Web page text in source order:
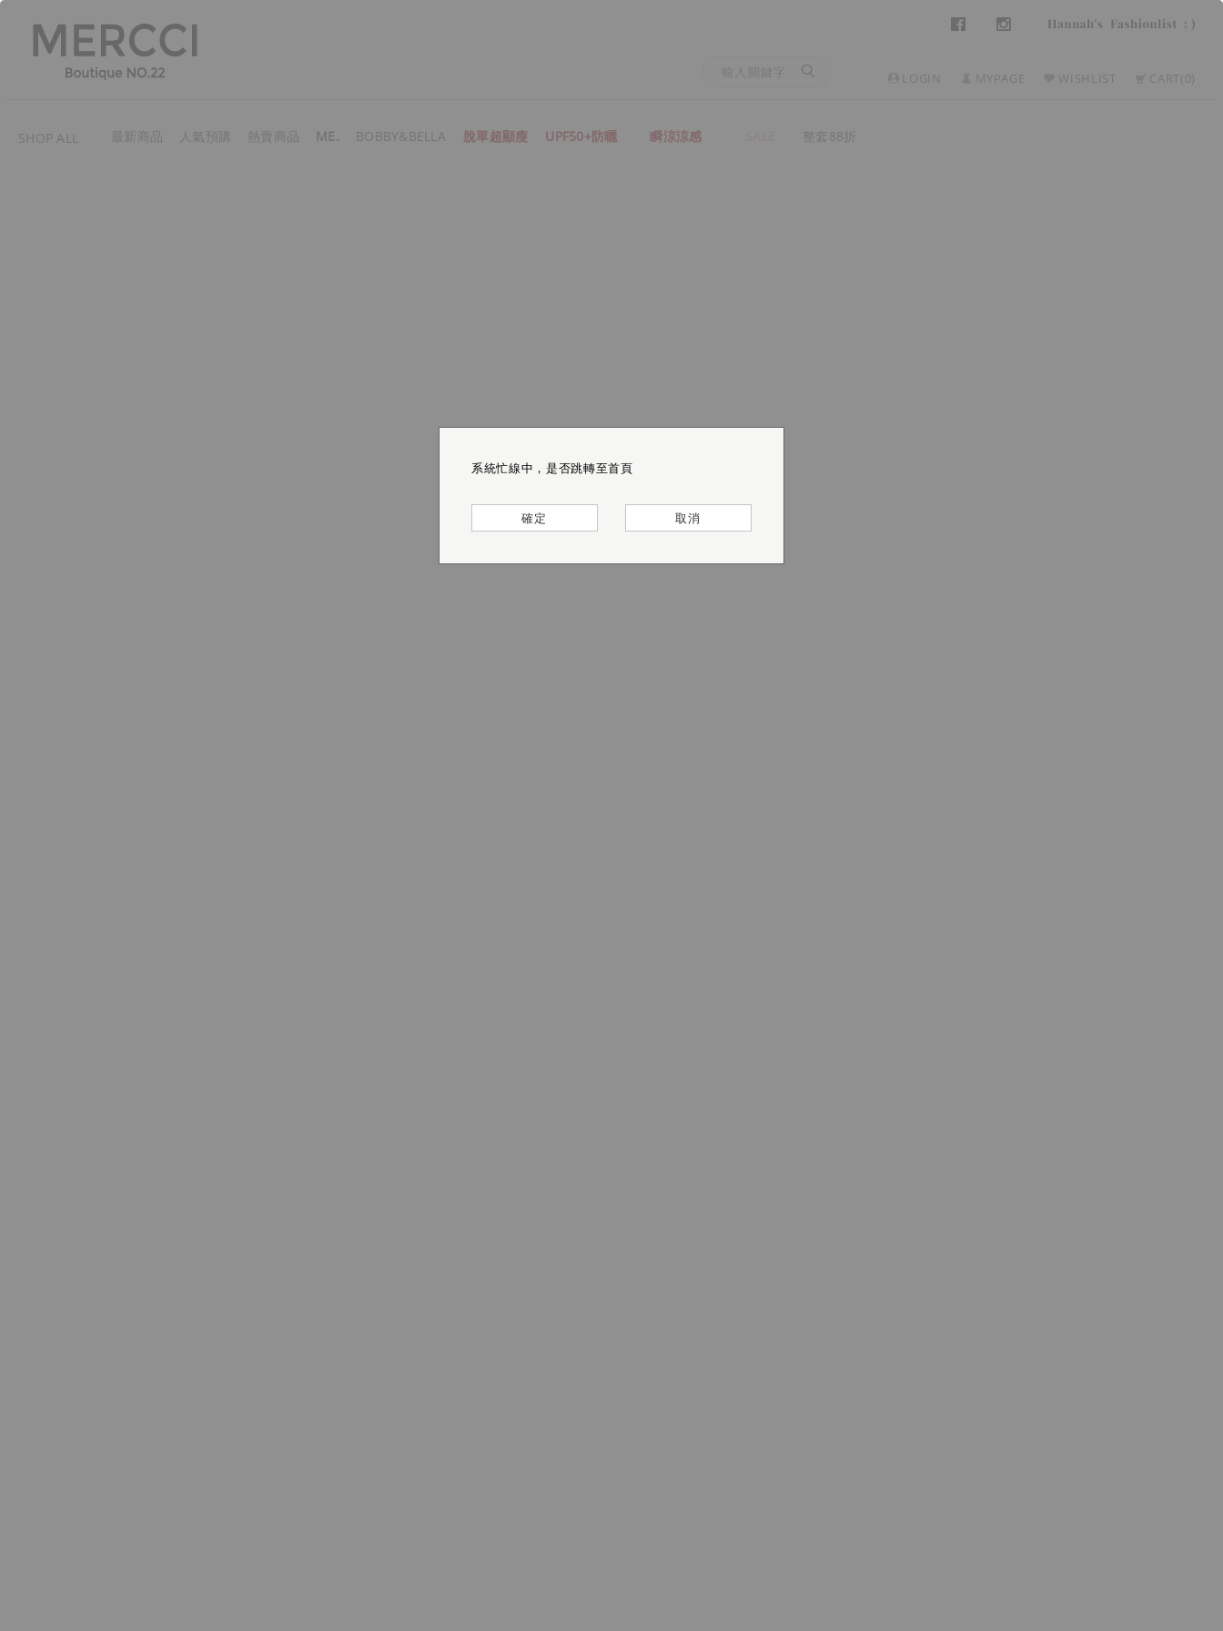
SHOP ALL 最新商品 人氣預購 熱賣商品 ME. BOBBY&BELLA 脫單超顯瘦 UPF50+防曬 瞬涼涼感 整套88折
LOGIN MYPAGE WISHLIST CART 0
系統忙線中，是否跳轉至首頁
確定 取消
系統忙線中，是否跳轉至首頁
確定 取消
系統忙線中，是否跳轉至首頁
確定 取消
系統忙線中，是否跳轉至首頁
確定 取消
系統忙線中，是否跳轉至首頁
確定 取消
系統忙線中，是否跳轉至首頁
確定 取消